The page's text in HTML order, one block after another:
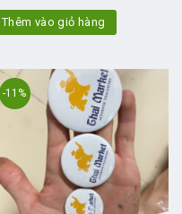
Thêm vào giỏ hàng
-11%